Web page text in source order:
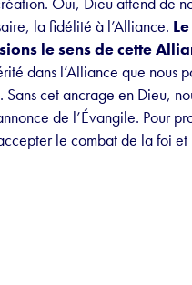
la fidélité à l’Alliance.
le sens de cette
dans l’Alliance que nous
cet ancrage en Dieu,
de l’Évangile. Pour
le combat de la foi